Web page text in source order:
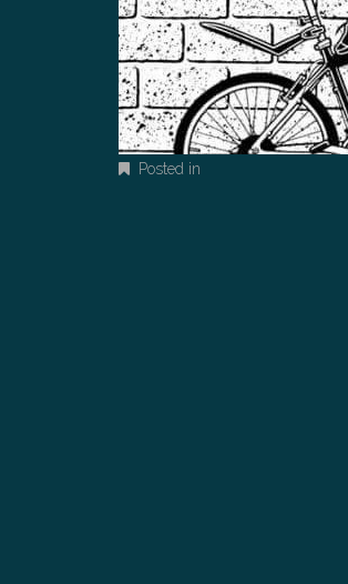
Posted in